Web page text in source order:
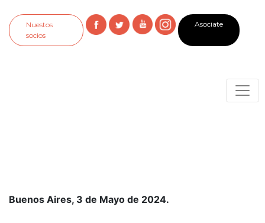
Nuestos
socios
Asociate
Buenos Aires, 3 de Mayo de 2024.